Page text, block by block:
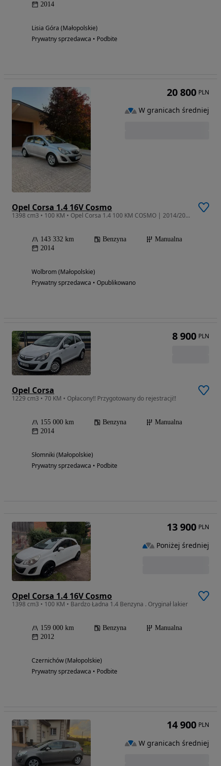
2014
Lisia Góra (Małopolskie)
Prywatny sprzedawca • Podbite
Opel Corsa 1.4 16V Cosmo
1398 cm3 • 100 KM • Opel Corsa 1.4 100 KM COSMO | 2014/2015 | Salon Polska | Bezwypadkowa
143 332 km Benzyna
Manualna
2014
Wolbrom (Małopolskie)
Prywatny sprzedawca • Opublikowano
20 800 PLN
W granicach średniej
Opel Corsa
1229 cm3 • 70 KM • Opłacony!! Przygotowany do rejestracji!!
155 000 km Benzyna
Manualna
2014
Słomniki (Małopolskie)
Prywatny sprzedawca • Podbite
8 900 PLN
Opel Corsa 1.4 16V Cosmo
1398 cm3 • 100 KM • Bardzo Ładna 1.4 Benzyna . Oryginał lakier
159 000 km Benzyna
Manualna
2012
Czernichów (Małopolskie)
Prywatny sprzedawca • Podbite
13 900 PLN
Poniżej średniej
14 900 PLN
W granicach średniej